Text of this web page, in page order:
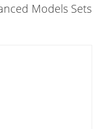
Models Sets